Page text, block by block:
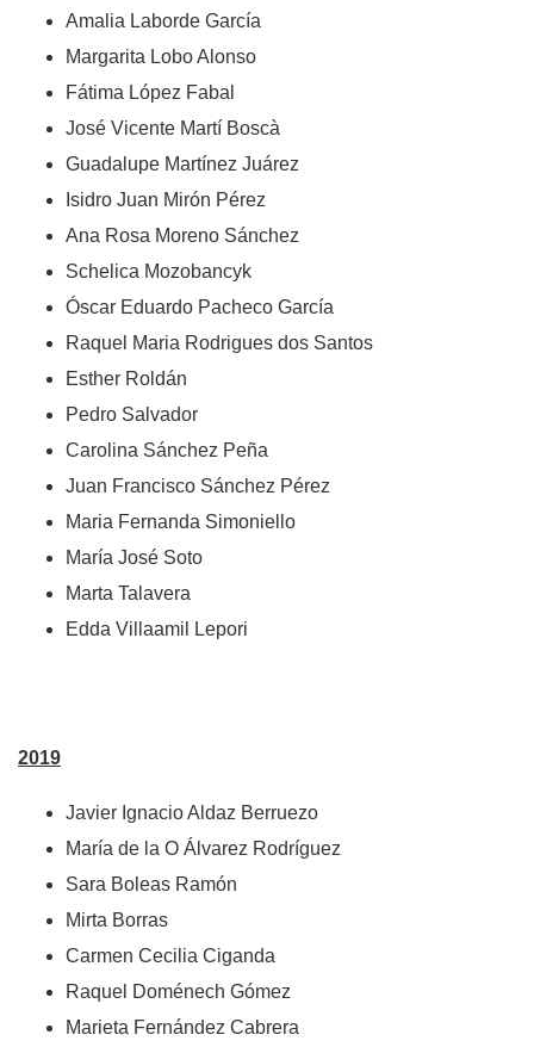
Amalia Laborde García
Margarita Lobo Alonso
Fátima López Fabal
José Vicente Martí Boscà
Guadalupe Martínez Juárez
Isidro Juan Mirón Pérez
Ana Rosa Moreno Sánchez
Schelica Mozobancyk
Óscar Eduardo Pacheco García
Raquel Maria Rodrigues dos Santos
Esther Roldán
Pedro Salvador
Carolina Sánchez Peña
Juan Francisco Sánchez Pérez
Maria Fernanda Simoniello
María José Soto
Marta Talavera
Edda Villaamil Lepori
2019
Javier Ignacio Aldaz Berruezo
María de la O Álvarez Rodríguez
Sara Boleas Ramón
Mirta Borras
Carmen Cecilia Ciganda
Raquel Doménech Gómez
Marieta Fernández Cabrera